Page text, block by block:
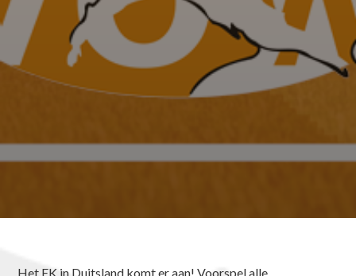
Het EK in Duitsland komt er aan! Voorspel alle